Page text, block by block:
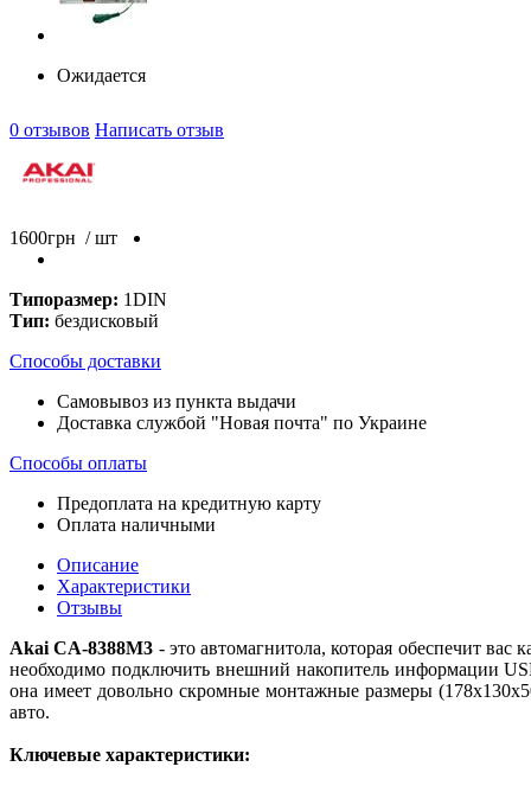
Ожидается
0 отзывов Написать отзыв
1600грн / шт
Типоразмер: 1DIN
Тип: бездисковый
Способы доставки
Самовывоз из пункта выдачи
Доставка службой "Новая почта" по Украине
Способы оплаты
Предоплата на кредитную карту
Оплата наличными
Описание
Характеристики
Отзывы
Akai CA-8388M3 - это автомагнитола, которая обеспечит
необходимо подключить внешний накопитель информации
она имеет довольно скромные монтажные размеры
авто.
Ключевые характеристики: